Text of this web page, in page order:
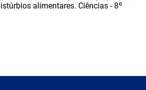
alimentares. Ciências - 8º